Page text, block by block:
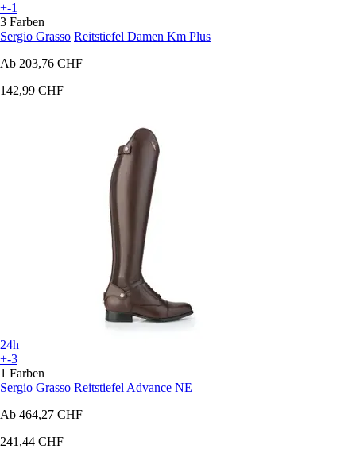
+-1
3 Farben
Sergio Grasso Reitstiefel Damen Km Plus
Ab 203,76 CHF
142,99 CHF
24h
+-3
1 Farben
Sergio Grasso Reitstiefel Advance NE
Ab 464,27 CHF
241,44 CHF